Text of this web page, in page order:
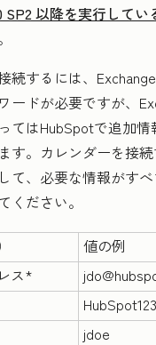
SP2 以降を実行して
続するには、
ードが必要ですが、
てはHubSpotで追加情
す。カレンダーを接
て、必要な情報がす
ください。
値の例
ス*
HubSpot123
jdoe